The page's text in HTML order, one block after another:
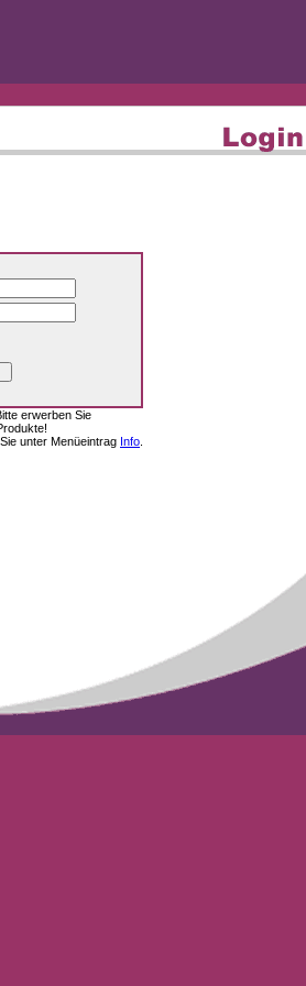
erwerben Sie
unter Menüeintrag Info